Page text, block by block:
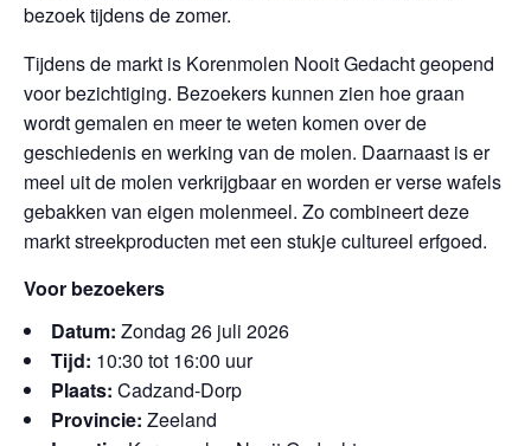
bezoek tijdens de zomer.
Tijdens de markt is Korenmolen Nooit Gedacht geopend
voor bezichtiging. Bezoekers kunnen zien hoe graan
wordt gemalen en meer te weten komen over de
geschiedenis en werking van de molen. Daarnaast is er
meel uit de molen verkrijgbaar en worden er verse wafels
gebakken van eigen molenmeel. Zo combineert deze
markt streekproducten met een stukje cultureel erfgoed.
Voor bezoekers
Datum: Zondag 26 juli 2026
Tijd: 10:30 tot 16:00 uur
Plaats: Cadzand-Dorp
Provincie: Zeeland